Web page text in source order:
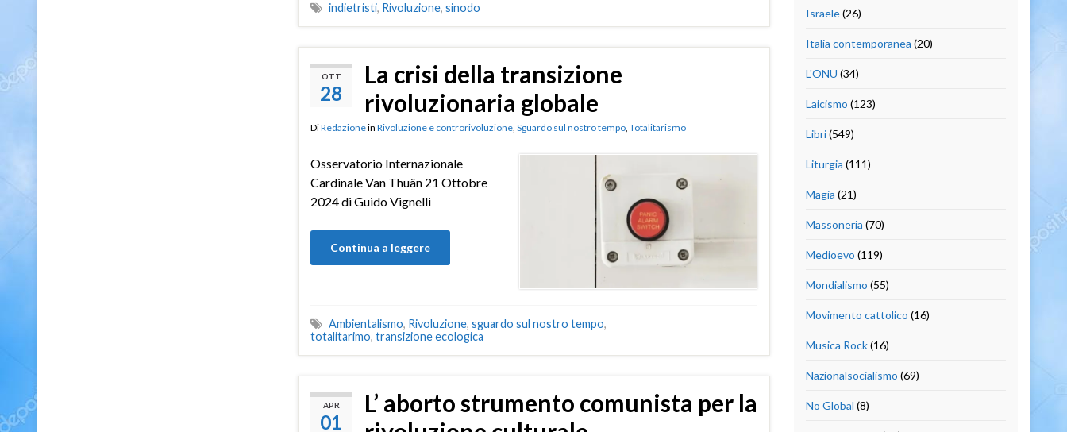
indietristi, Rivoluzione, sinodo
OTT
28
La crisi della transizione
rivoluzionaria globale
DiRedazionein Rivoluzione e controrivoluzione, Sguardo sul nostro tempo, Totalitarismo
Osservatorio Internazionale
Cardinale Van Thuân 21 Ottobre
2024 di Guido Vignelli
Continua a leggere
Ambientalismo, Rivoluzione, sguardo sul nostro tempo,
totalitarimo, transizione ecologica
APR
01
L’ aborto strumento comunista per la
Israele(26)
Italia contemporanea (20)
L'ONU (34)
Laicismo (123)
Libri(549)
Liturgia (111)
Magia (21)
Massoneria (70)
Medioevo (119)
Mondialismo (55)
Movimento cattolico (16)
Musica Rock(16)
Nazionalsocialismo (69)
No Global (8)